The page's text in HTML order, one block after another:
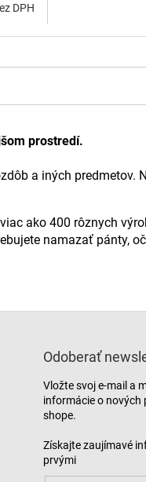
DPH
prostredí.
a iných predmetov.
ako 400 rôznych
namazať pánty,
Odoberať
Vložte svoj e-mail a
informácie o nových
shope.